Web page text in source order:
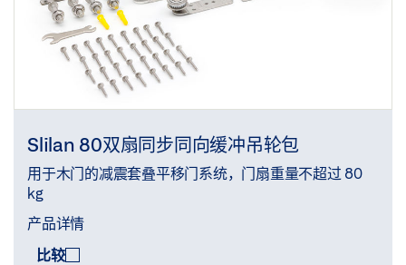
Slilan 80双扇同步同向缓冲吊轮包
用于木门的减震套叠平移门系统，门扇重量不超过 80
kg
产品详情
比较